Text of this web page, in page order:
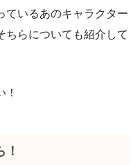
ているあのキャラクター
ちらについても紹介して